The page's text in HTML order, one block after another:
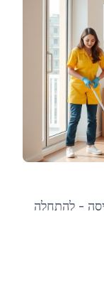
- להתחלה